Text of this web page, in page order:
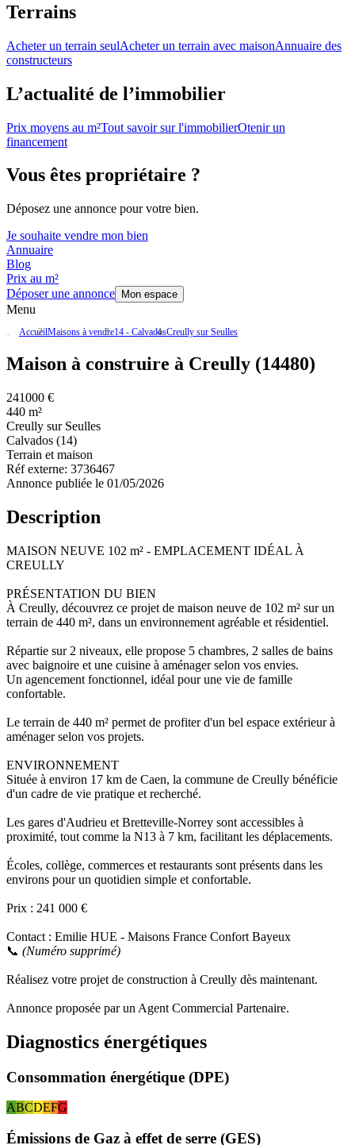
Terrains
Acheter un terrain seulAcheter un terrain avec maisonAnnuaire des
constructeurs
L’actualité de l’immobilier
Prix moyens au m²Tout savoir sur l'immobilierOtenir un
financement
Vous êtes propriétaire ?
Déposez une annonce pour votre bien.
Je souhaite vendre mon bien
Annuaire
Blog
Prix au m²
Déposer une annonce
Mon espace
Menu
AccueilMaisons à vendre14 - CalvadosCreully sur Seulles
Maison à construire à Creully (14480)
241000 €
440 m²
Creully sur Seulles
Calvados (14)
Terrain et maison
Réf externe: 3736467
Annonce publiée le 01/05/2026
Description
MAISON NEUVE 102 m² - EMPLACEMENT IDÉAL À
CREULLY
PRÉSENTATION DU BIEN
À Creully, découvrez ce projet de maison neuve de 102 m² sur un
terrain de 440 m², dans un environnement agréable et résidentiel.
Répartie sur 2 niveaux, elle propose 5 chambres, 2 salles de bains
avec baignoire et une cuisine à aménager selon vos envies.
Un agencement fonctionnel, idéal pour une vie de famille
confortable.
Le terrain de 440 m² permet de profiter d'un bel espace extérieur à
aménager selon vos projets.
ENVIRONNEMENT
Située à environ 17 km de Caen, la commune de Creully bénéficie
d'un cadre de vie pratique et recherché.
Les gares d'Audrieu et Bretteville-Norrey sont accessibles à
proximité, tout comme la N13 à 7 km, facilitant les déplacements.
Écoles, collège, commerces et restaurants sont présents dans les
environs pour un quotidien simple et confortable.
Prix : 241 000 €
Contact : Emilie HUE - Maisons France Confort Bayeux
📞 (Numéro supprimé)
Réalisez votre projet de construction à Creully dès maintenant.
Annonce proposée par un Agent Commercial Partenaire.
Diagnostics énergétiques
Consommation énergétique (DPE)
ABCDEFG
Émissions de Gaz à effet de serre (GES)